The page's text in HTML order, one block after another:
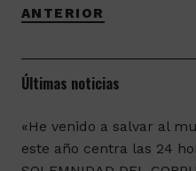
ANTERIOR
Últimas noticias
«He venido a salvar al
este año centra las 24